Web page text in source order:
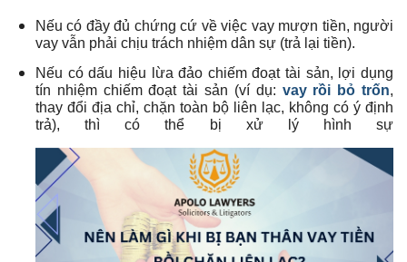
Nếu có đầy đủ chứng cứ về việc vay mượn tiền, người
vay vẫn phải chịu trách nhiệm dân sự (trả lại tiền).
Nếu có dấu hiệu lừa đảo chiếm đoạt tài sản, lợi dụng
tín nhiệm chiếm đoạt tài sản (ví dụ: vay rồi bỏ trốn,
thay đổi địa chỉ, chặn toàn bộ liên lạc, không có ý định
trả), thì có thể bị xử lý hình sự